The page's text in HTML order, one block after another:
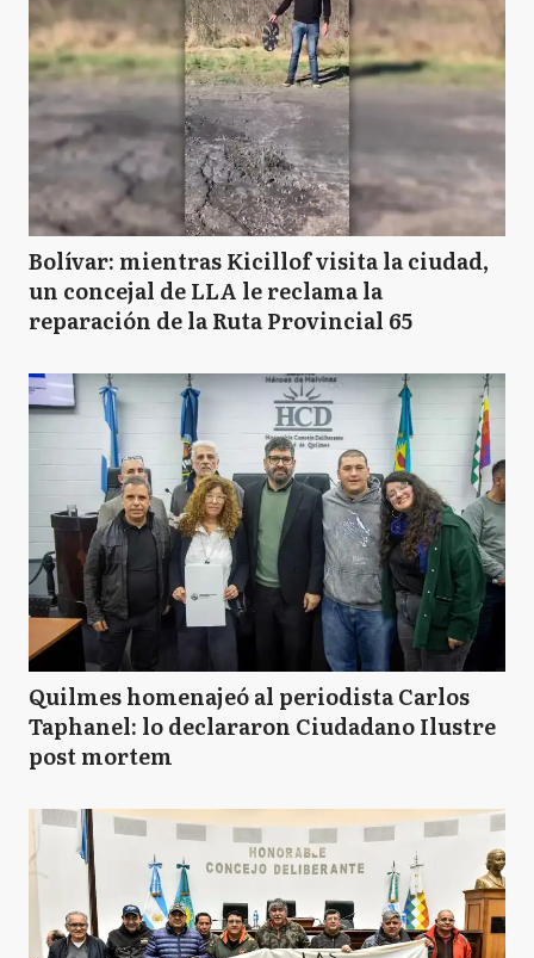
Bolívar: mientras Kicillof visita la ciudad,
un concejal de LLA le reclama la
reparación de la Ruta Provincial 65
Quilmes homenajeó al periodista Carlos
Taphanel: lo declararon Ciudadano Ilustre
post mortem